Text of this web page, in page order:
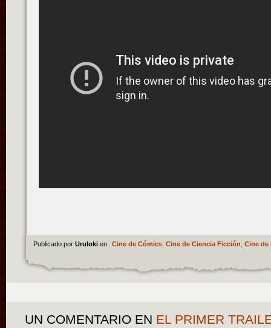
Publicado por Uruloki en Cine de Cómics, Cine de Ciencia Ficción Cine de
UN COMENTARIO EN EL PRIMER